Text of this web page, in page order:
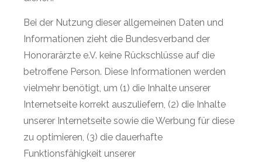
Bei der Nutzung dieser allgemeinen Daten und
Informationen zieht die Bundesverband der
Honorarärzte e.V. keine Rückschlüsse auf die
betroffene Person. Diese Informationen werden
vielmehr benötigt, um (1) die Inhalte unserer
Internetseite korrekt auszuliefern, (2) die Inhalte
unserer Internetseite sowie die Werbung für diese
zu optimieren, (3) die dauerhafte
Funktionsfähigkeit unserer